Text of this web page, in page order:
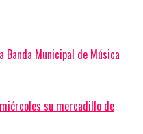
Municipal de Música
su mercadillo de